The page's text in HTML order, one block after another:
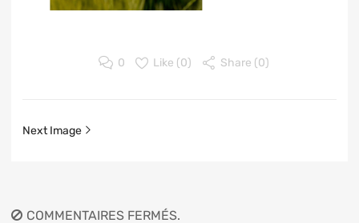
0 Like (0) Share (0)
Next Image
COMMENTAIRES FERMÉS.